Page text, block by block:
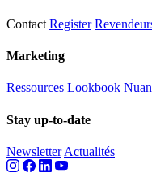
Contact Register
Marketing
Ressources Lookbook
Stay up-to-date
Newsletter Actualités